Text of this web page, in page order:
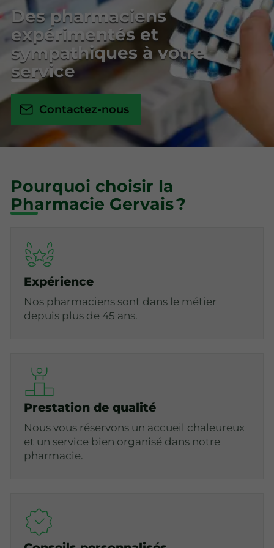
Des pharmaciens
expérimentés et
sympathiques à votre
service
Contactez-nous
Pourquoi choisir la
Pharmacie Gervais ?
Expérience
Nos pharmaciens sont dans le métier
depuis plus de 45 ans.
Prestation de qualité
Nous vous réservons un accueil chaleureux
et un service bien organisé dans notre
pharmacie.